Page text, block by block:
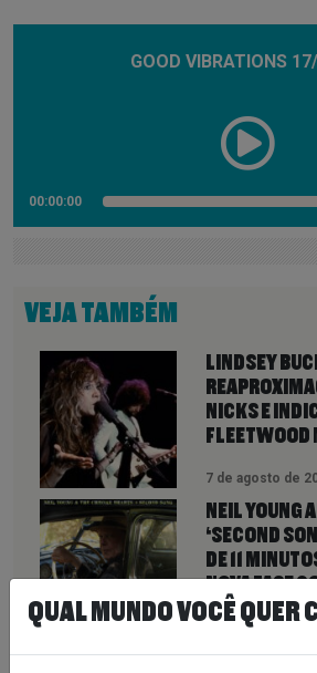
GOOD VIBRATIONS
00:00:00
VEJA TAMBÉM
LINDSEY
NICKS E
7 de agosto de
NEIL YOUNG
‘SECOND
DE 11
NOVA FASE
HEARTS
7 de agosto de
QUAL MUNDO VOCÊ QUER